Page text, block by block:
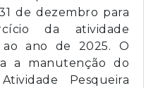
de dezembro para
da atividade
ano de 2025. O
a manutenção do
Pesqueira